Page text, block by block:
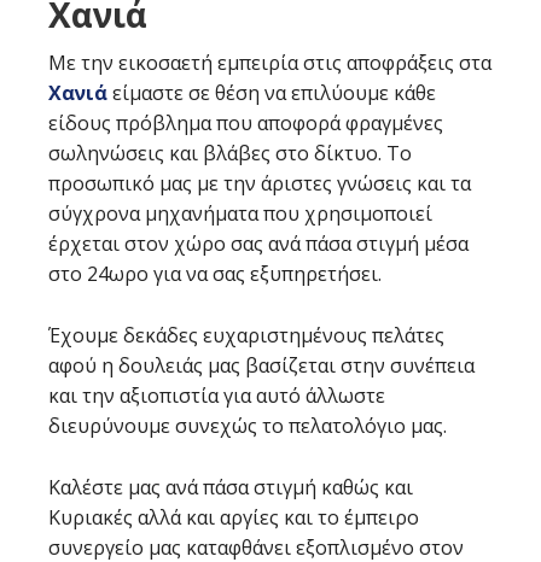
Χανιά
Με την εικοσαετή εμπειρία στις αποφράξεις στα
Χανιάείμαστε σε θέση να επιλύουμε κάθε
είδους πρόβλημα που αποφορά φραγμένες
σωληνώσεις και βλάβες στο δίκτυο. Το
προσωπικό μας με την άριστες γνώσεις και τα
σύγχρονα μηχανήματα που χρησιμοποιεί
έρχεται στον χώρο σας ανά πάσα στιγμή μέσα
στο 24ωρο για να σας εξυπηρετήσει.
Έχουμε δεκάδες ευχαριστημένους πελάτες
αφού η δουλειάς μας βασίζεται στην συνέπεια
και την αξιοπιστία για αυτό άλλωστε
διευρύνουμε συνεχώς το πελατολόγιο μας.
Καλέστε μας ανά πάσα στιγμή καθώς και
Κυριακές αλλά και αργίες και το έμπειρο
συνεργείο μας καταφθάνει εξοπλισμένο στον